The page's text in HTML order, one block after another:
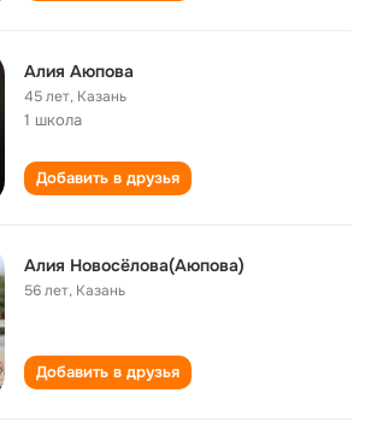
Алия Аюпова
45 лет, Казань
1 школа
Добавить в друзья
Алия Новосёлова(Аюпова)
56 лет, Казань
Добавить в друзья